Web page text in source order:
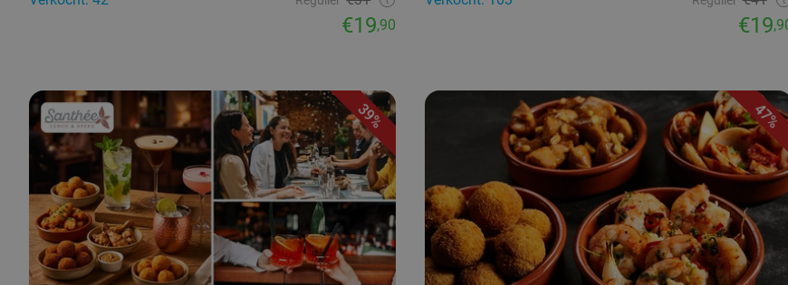
€19,90 €19
39% 47%